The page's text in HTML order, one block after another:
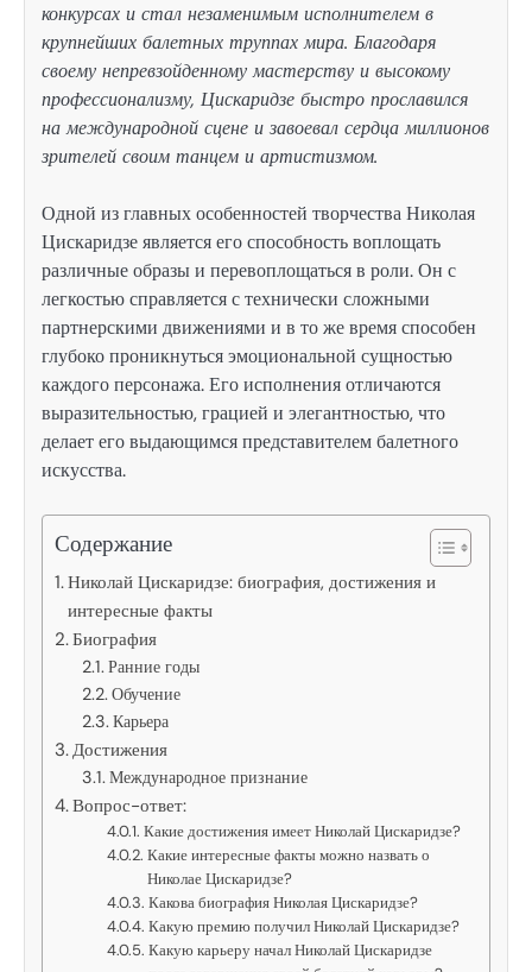
конкурсах и стал незаменимым исполнителем в
крупнейших балетных труппах мира. Благодаря
своему непревзойденному мастерству и высокому
профессионализму, Цискаридзе быстро прославился
на международной сцене и завоевал сердца миллионов
зрителей своим танцем и артистизмом.
Одной из главных особенностей творчества Николая
Цискаридзе является его способность воплощать
различные образы и перевоплощаться в роли. Он с
легкостью справляется с технически сложными
партнерскими движениями и в то же время способен
глубоко проникнуться эмоциональной сущностью
каждого персонажа. Его исполнения отличаются
выразительностью, грацией и элегантностью, что
делает его выдающимся представителем балетного
искусства.
Содержание
Николай Цискаридзе: биография, достижения и
интересные факты
Биография
Ранние годы
Обучение
Карьера
Достижения
Международное признание
Вопрос-ответ:
Какие достижения имеет Николай Цискаридзе?
Какие интересные факты можно назвать о
Николае Цискаридзе?
Какова биография Николая Цискаридзе?
Какую премию получил Николай Цискаридзе?
Какую карьеру начал Николай Цискаридзе